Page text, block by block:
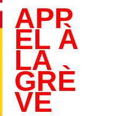
APP
EL À
LA
GRÈ
VE